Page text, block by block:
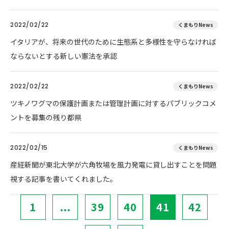
2022/02/22 くまもりNews
イタリアが、将来の世代のために生態系と多様性を守らなければ
ならないとする新しい憲法を承認
2022/02/22 くまもりNews
ツキノワグマの保護計画または管理計画に対するパブリックコメ
ントを募集の残り都県
2022/02/15 くまもりNews
産経新聞が東北大学が六角牧場を風力発電に貸し出すことを問題
視する記事を書いてくれました。
1 ... 39 40 41 42